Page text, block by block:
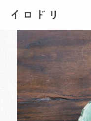
イロドリ